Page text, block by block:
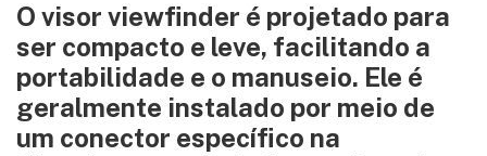
O visor viewfinder é projetado para
ser compacto e leve, facilitando a
portabilidade e o manuseio. Ele é
geralmente instalado por meio de
um conector específico na